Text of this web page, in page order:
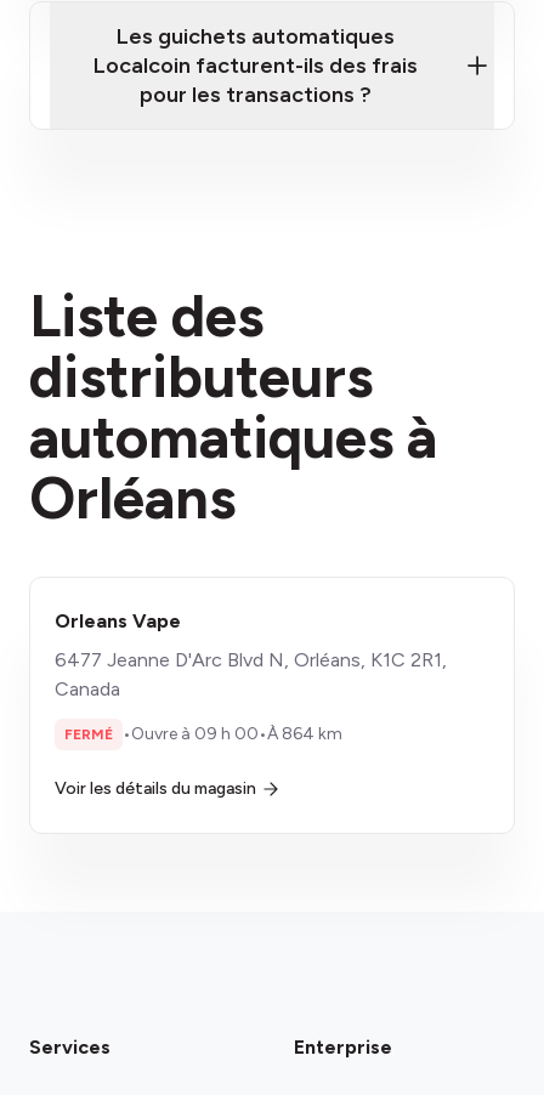
Les guichets automatiques
Localcoin facturent-ils des frais
pour les transactions ?
section des frais
Liste des
distributeurs
automatiques à
Orléans
Orleans Vape
6477 Jeanne D'Arc Blvd N, Orléans, K1C 2R1,
Canada
FERMÉ •Ouvre à 09 h 00•À 864 km
Voir les détails du magasin
Services Enterprise